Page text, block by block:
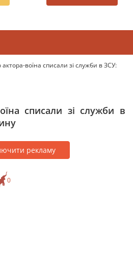
актора-воїна списали зі служби в ЗСУ:
списали зі служби в
рекламу
0